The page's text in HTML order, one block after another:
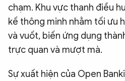
chạm. Khu vực thanh điều
kế thông minh nhằm tối ưu
và vuốt, biến ứng dụng
trực quan và mượt mà.
Sự xuất hiện của Open